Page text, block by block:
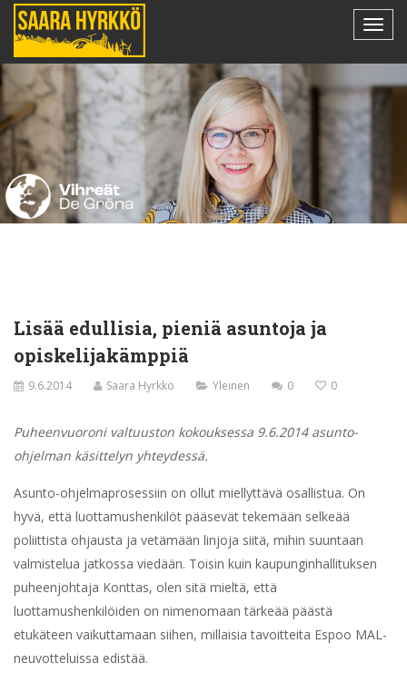
Lisää edullisia, pieniä asuntoja ja
opiskelijakämppiä
9.6.2014 Saara Hyrkkö Yleinen 0 0
Puheenvuoroni valtuuston kokouksessa 9.6.2014 asunto-
ohjelman käsittelyn yhteydessä.
Asunto-ohjelmaprosessiin on ollut miellyttävä osallistua. On
hyvä, että luottamushenkilöt pääsevät tekemään selkeää
poliittista ohjausta ja vetämään linjoja siitä, mihin suuntaan
valmistelua jatkossa viedään. Toisin kuin kaupunginhallituksen
puheenjohtaja Konttas, olen sitä mieltä, että
luottamushenkilöiden on nimenomaan tärkeää päästä
etukäteen vaikuttamaan siihen, millaisia tavoitteita Espoo MAL-
neuvotteluissa edistää.